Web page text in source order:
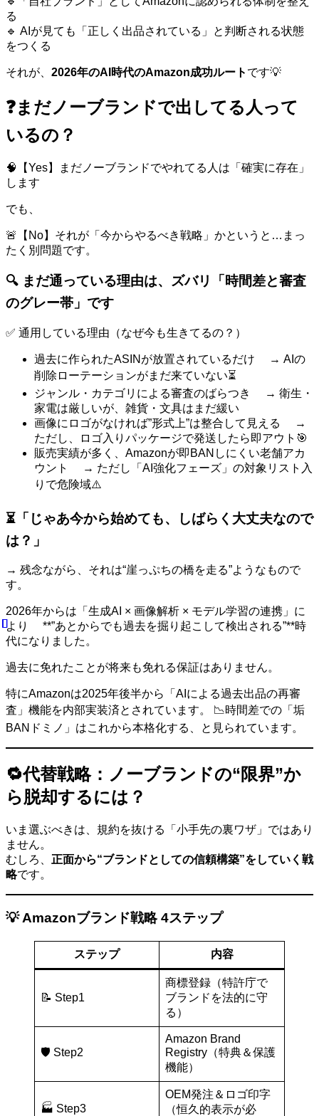
る
🔹 AIが見ても「正しく出品されている」と判断される状態
をつくる
それが、 2026年のAI時代のAmazon成功ルート です💡
❓まだノーブランドで出してる人って
いるの？
🧠【Yes】まだノーブランドでやれてる人は「確実に存在」
します
でも、
🚨【No】それが「今からやるべき戦略」かというと…まっ
たく別問題です。
🔍 まだ通っている理由は、ズバリ「時間差と審査
のグレー帯」です
✅ 通用している理由（なぜ今も生きてるの？）
過去に作られたASINが放置されているだけ → AIの
削除ローテーションがまだ来ていない⏳
ジャンル・カテゴリによる審査のばらつき → 衛生・
家電は厳しいが、雑貨・文具はまだ緩い
画像にロゴがなければ”形式上”は整合して見える →
ただし、ロゴ入りパッケージで発送したら即アウト🎯
販売実績が多く、Amazonが即BANしにくい老舗アカ
ウント → ただし「AI強化フェーズ」の対象リスト入
りで危険域⚠️
⏳「じゃあ今から始めても、しばらく大丈夫なので
は？」
→ 残念ながら、それは“崖っぷちの橋を走る”ようなもので
す。
2026年からは「生成AI × 画像解析 × モデル学習の連携」に
より **”あとからでも過去を掘り起こして検出される”**時
代になりました。
過去に免れたことが将来も免れる保証はありません。
特にAmazonは2025年後半から「AIによる過去出品の再審
査」機能を内部実装済とされています。 📉時間差での「垢
BANドミノ」はこれから本格化する、と見られています。
🔁代替戦略：ノーブランドの“限界”か
ら脱却するには？
いま選ぶべきは、規約を抜ける「小手先の裏ワザ」ではあり
ません。
むしろ、 正面から“ブランドとしての信頼構築”をしていく戦
略です。
💡 Amazonブランド戦略 4ステップ
ステップ 内容
📝 Step1
商標登録（特許庁で
ブランドを法的に守
る）
🛡️ Step2
Amazon Brand
Registry（特典＆保護
機能）
🏭 Step3
OEM発注＆ロゴ印字
（恒久的表示が必